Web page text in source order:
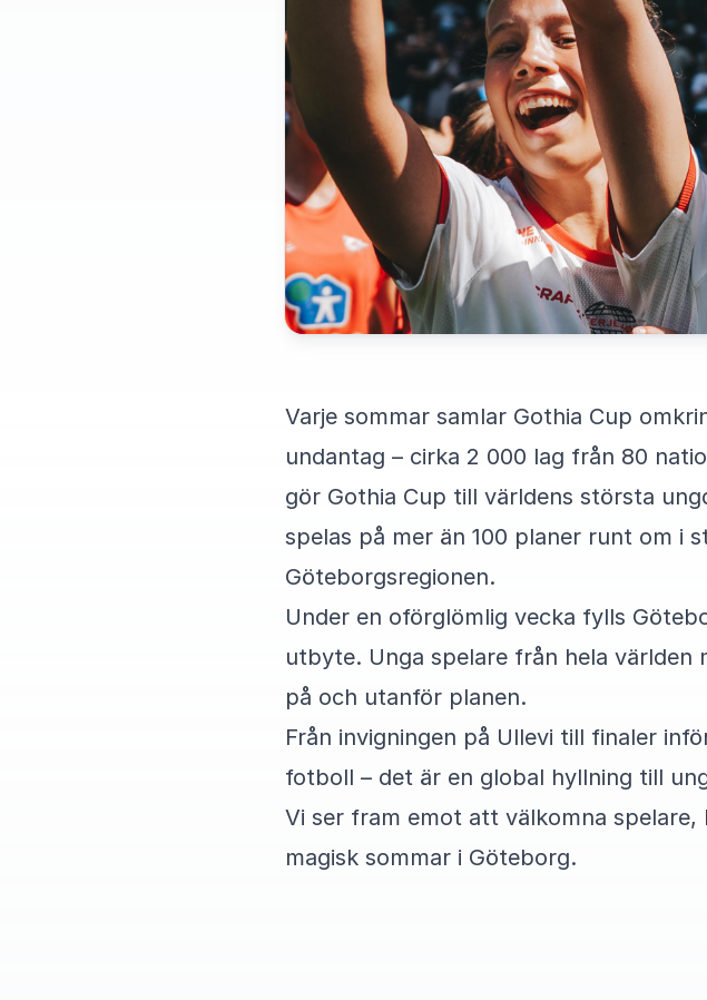
Varje sommar samlar Gothia Cup
undantag – cirka 2 000 lag från 80
gör Gothia Cup till världens största
spelas på mer än 100 planer runt om i
Göteborgsregionen.
Under en oförglömlig vecka fylls
utbyte. Unga spelare från hela
på och utanför planen.
Från invigningen på Ullevi till finaler
fotboll – det är en global hyllning till
Vi ser fram emot att välkomna
magisk sommar i Göteborg.